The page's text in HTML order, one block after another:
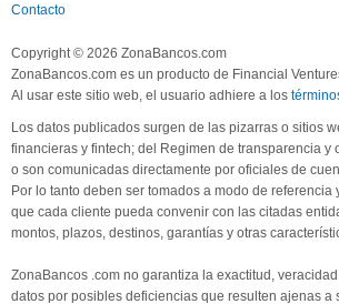
Contacto
Copyright © 2026 ZonaBancos.com
ZonaBancos.com es un producto de Financial
Al usar este sitio web, el usuario adhiere a los
Los datos publicados surgen de las pizarras o sitios
financieras y fintech; del Regimen de transparencia y
o son comunicadas directamente por oficiales de
Por lo tanto deben ser tomados a modo de referencia
que cada cliente pueda convenir con las citadas
montos, plazos, destinos, garantías y otras
ZonaBancos .com no garantiza la exactitud,
datos por posibles deficiencias que resulten ajenas a